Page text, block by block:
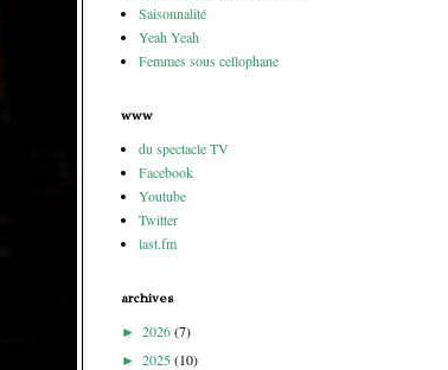
Saisonnalité
Yeah Yeah
Femmes sous cellophane
www
du spectacle TV
Facebook
Youtube
Twitter
last.fm
archives
► 2026(7)
► 2025(10)